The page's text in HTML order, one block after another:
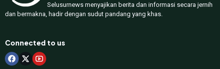
Selusurnews menyajikan berita dan informasi secara jernih
dan bermakna, hadir dengan sudut pandang yang khas.
Connected to us